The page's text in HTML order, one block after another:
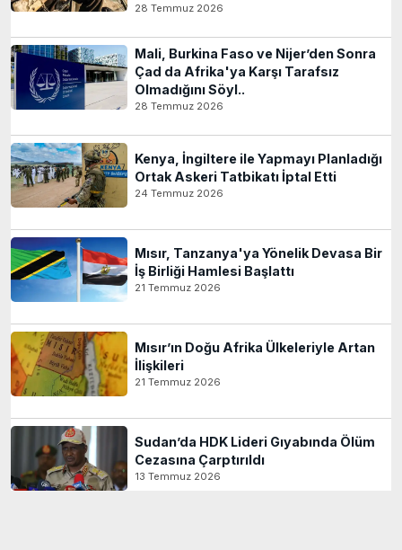
28 Temmuz 2026
Mali, Burkina Faso ve Nijer’den Sonra
Çad da Afrika'ya Karşı Tarafsız
Olmadığını Söyl..
28 Temmuz 2026
Kenya, İngiltere ile Yapmayı Planladığı
Ortak Askeri Tatbikatı İptal Etti
24 Temmuz 2026
Mısır, Tanzanya'ya Yönelik Devasa Bir
İş Birliği Hamlesi Başlattı
21 Temmuz 2026
Mısır’ın Doğu Afrika Ülkeleriyle Artan
İlişkileri
21 Temmuz 2026
Sudan’da HDK Lideri Gıyabında Ölüm
Cezasına Çarptırıldı
13 Temmuz 2026